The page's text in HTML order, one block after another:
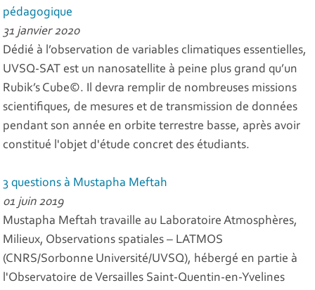
pédagogique
31 janvier 2020
Dédié à l’observation de variables climatiques essentielles,
UVSQ-SAT est un nanosatellite à peine plus grand qu’un
Rubik’s Cube©. Il devra remplir de nombreuses missions
scientifiques, de mesures et de transmission de données
pendant son année en orbite terrestre basse, après avoir
constitué l'objet d'étude concret des étudiants.
3 questions à Mustapha Meftah
01 juin 2019
Mustapha Meftah travaille au Laboratoire Atmosphères,
Milieux, Observations spatiales – LATMOS
(CNRS/Sorbonne Université/UVSQ), hébergé en partie à
l'Observatoire de Versailles Saint-Quentin-en-Yvelines